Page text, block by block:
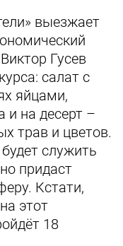
выезжает
Гусев
салат с
яйцами,
и на десерт –
трав и цветов.
служить
придаст
Кстати,
этот
18